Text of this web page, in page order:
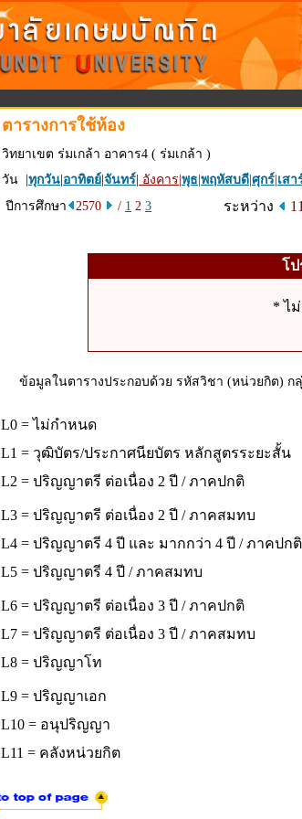
ตารางการใช้ห้อง
วิทยาเขต ร่มเกล้า อาคาร4 ( ร่มเกล้า )
วัน | ทุกวัน อาทิตย์ จันทร์ อังคาร พุธ พฤหัสบดี ศุกร์ เสา
ปีการศึกษา
2570 / 1 2 3 ระหว่าง
โ
* ไ
ข้อมูลในตารางประกอบด้วย รหัสวิชา (หน่วยกิต) ก
L0 = ไม่กำหนด
L1 = วุฒิบัตร/ประกาศนียบัตร หลักสูตรระยะสั้น
L2 = ปริญญาตรี ต่อเนื่อง 2 ปี / ภาคปกติ
L3 = ปริญญาตรี ต่อเนื่อง 2 ปี / ภาคสมทบ
L4 = ปริญญาตรี 4 ปี และ มากกว่า 4 ปี / ภาคปกติ
L5 = ปริญญาตรี 4 ปี / ภาคสมทบ
L6 = ปริญญาตรี ต่อเนื่อง 3 ปี / ภาคปกติ
L7 = ปริญญาตรี ต่อเนื่อง 3 ปี / ภาคสมทบ
L8 = ปริญญาโท
L9 = ปริญญาเอก
L10 = อนุปริญญา
L11 = คลังหน่วยกิต